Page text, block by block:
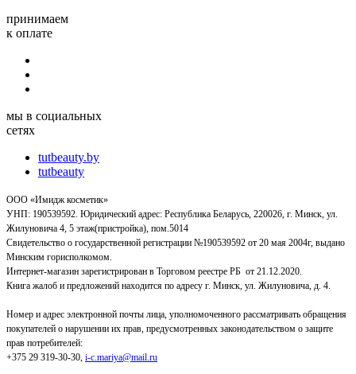
принимаем
к оплате
мы в социальных
сетях
tutbeauty.by
tutbeauty
ООО «Имидж косметик»
УНП: 190539592. Юридический адрес: Республика Беларусь, 220026, г. Минск, ул.
Жилуновича 4, 5 этаж(пристройка), пом.5014
Свидетельство о государственной регистрации №190539592 от 20 мая 2004г, выдано
Минским горисполкомом.
Интернет-магазин зарегистрирован в Торговом реестре РБ от 21.12.2020.
Книга жалоб и предложений находится по адресу г. Минск, ул. Жилуновича, д. 4.
Номер и адрес электронной почты лица, уполномоченного рассматривать обращения
покупателей о нарушении их прав, предусмотренных законодательством о защите
прав потребителей:
+375 29 319-30-30, i-c.mariya@mail.ru